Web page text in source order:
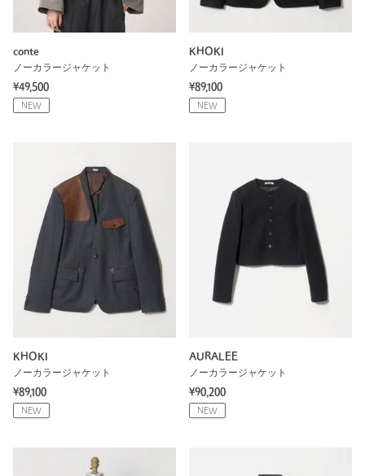
conte
ノーカラージャケット
¥49,500
NEW
KHOKI
ノーカラージャケット
¥89,100
NEW
KHOKI
ノーカラージャケット
¥89,100
NEW
AURALEE
ノーカラージャケット
¥90,200
NEW